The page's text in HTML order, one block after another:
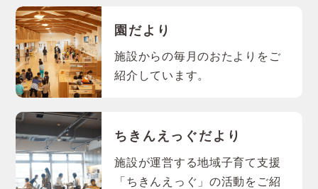
園だより
施設からの毎月のおたよりをご
紹介しています。
ちきんえっぐだより
施設が運営する地域子育て支援
「ちきんえっぐ」の活動をご紹